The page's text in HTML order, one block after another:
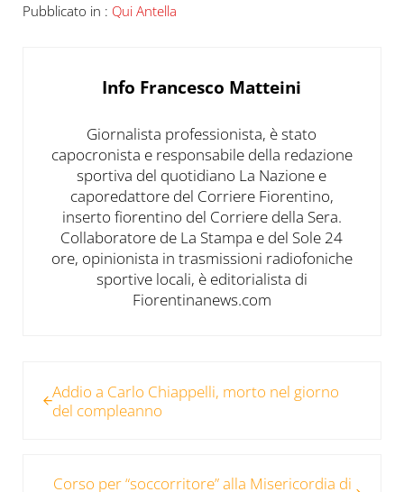
Pubblicato in : Qui Antella
Info Francesco Matteini
Giornalista professionista, è stato
capocronista e responsabile della redazione
sportiva del quotidiano La Nazione e
caporedattore del Corriere Fiorentino,
inserto fiorentino del Corriere della Sera.
Collaboratore de La Stampa e del Sole 24
ore, opinionista in trasmissioni radiofoniche
sportive locali, è editorialista di
Fiorentinanews.com
Addio a Carlo Chiappelli, morto nel giorno
del compleanno
Corso per “soccorritore” alla Misericordia di